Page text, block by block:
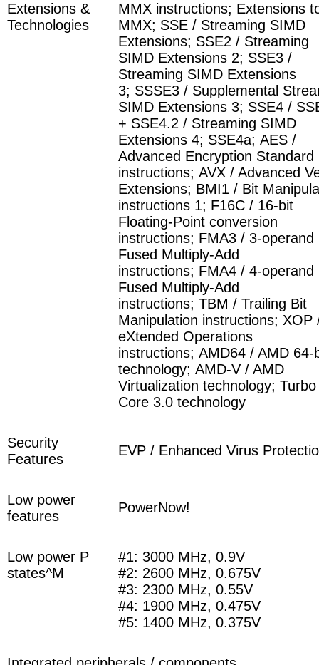
Extensions &
Technologies
MMX instructions; Extensions
MMX; SSE / Streaming SIMD
Extensions; SSE2 / Streaming
SIMD Extensions 2; SSE3 /
Streaming SIMD Extensions
3; SSSE3 / Supplemental
SIMD Extensions 3; SSE4 /
+ SSE4.2 / Streaming SIMD
Extensions 4; SSE4a; AES /
Advanced Encryption Standard
instructions; AVX / Advanced
Extensions; BMI1 / Bit
instructions 1; F16C / 16-bit
Floating-Point conversion
instructions; FMA3 / 3-operand
Fused Multiply-Add
instructions; FMA4 / 4-operand
Fused Multiply-Add
instructions; TBM / Trailing Bit
Manipulation instructions; XOP
eXtended Operations
instructions; AMD64 / AMD 64-
technology; AMD-V / AMD
Virtualization technology; Turbo
Core 3.0 technology
Security
Features
EVP / Enhanced Virus
Low power
features
PowerNow!
Low power P
states^M
#1: 3000 MHz, 0.9V
#2: 2600 MHz, 0.675V
#3: 2300 MHz, 0.55V
#4: 1900 MHz, 0.475V
#5: 1400 MHz, 0.375V